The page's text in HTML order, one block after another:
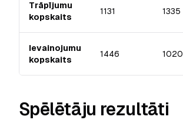
Trāpījumu
kopskaits
1131 1335
Ievainojumu
kopskaits
1446 1020
Spēlētāju rezultāti